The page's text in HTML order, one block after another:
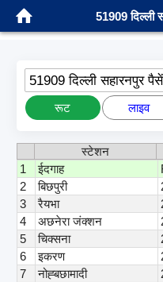
51909 दिल्ली
51909 दिल्ली सहारनपुर
रूट लाइव
स्टेशन
1
ईदगाह
2
बिछपुरी
3
रैयभा
4
अछनेरा जंक्शन
5
चिक्सना
6
इकरण
7
नोह्बछामादी